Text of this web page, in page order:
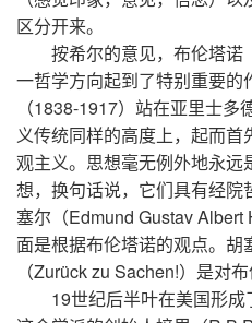
区分开来。
按希尔的意见，布伦塔诺
一哲学方向起到了特别重要的
（1838-1917）站在亚里士
义传统同样的高度上，起而
观主义。思想毫无例外地永远
想，换句话说，它们具有经院
塞尔（Edmund Gustav
面是根据布伦塔诺的观点。胡
（Zurück zu Sachen!）是对
19世纪后半叶在美国形成